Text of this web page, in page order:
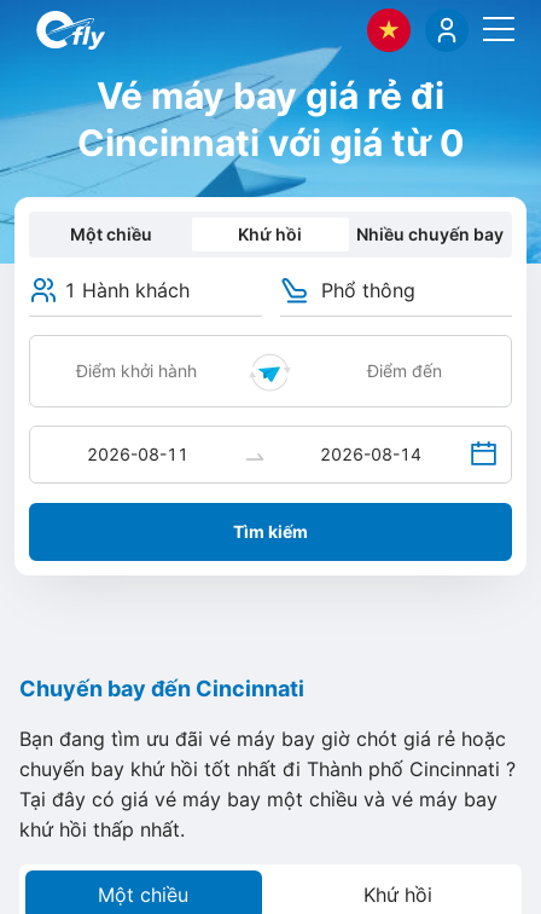
Vé máy bay giá rẻ đi
Cincinnati với giá từ 0
Một chiều Khứ hồi Nhiều chuyến bay
1 Hành khách Phổ thông
Tìm kiếm
Chuyến bay đến Cincinnati
Bạn đang tìm ưu đãi vé máy bay giờ chót giá rẻ hoặc
chuyến bay khứ hồi tốt nhất đi Thành phố Cincinnati ?
Tại đây có giá vé máy bay một chiều và vé máy bay
khứ hồi thấp nhất.
Một chiều Khứ hồi